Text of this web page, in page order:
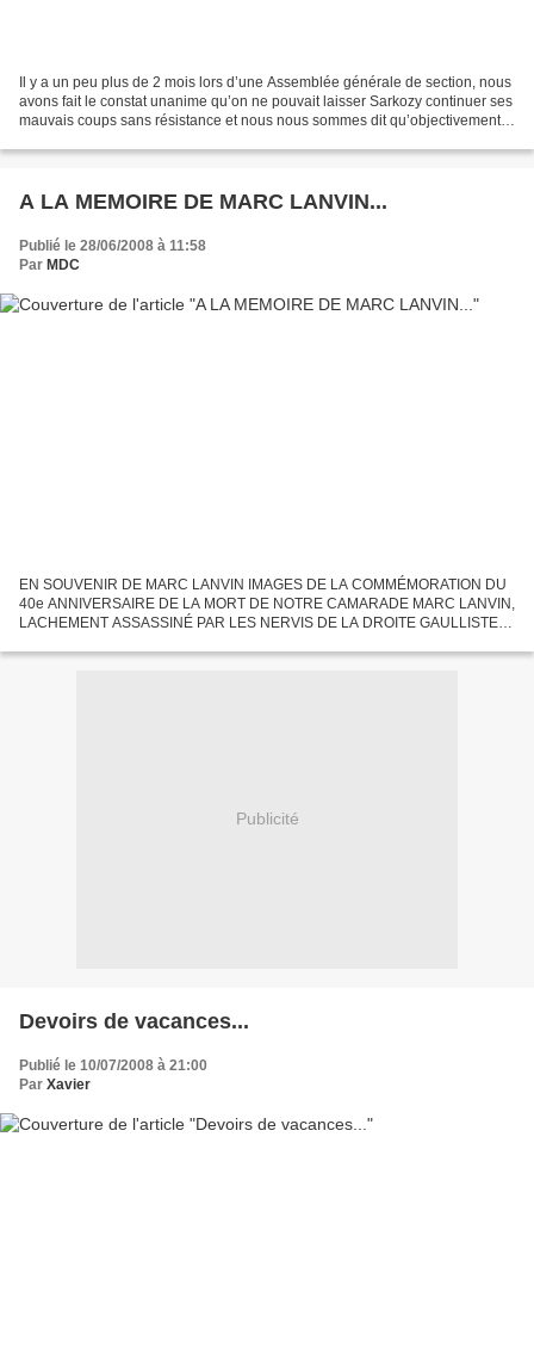
Il y a un peu plus de 2 mois lors d’une Assemblée générale de section, nous
avons fait le constat unanime qu’on ne pouvait laisser Sarkozy continuer ses
mauvais coups sans résistance et nous nous sommes dit qu’objectivement
A LA MEMOIRE DE MARC LANVIN...
Publié le 28/06/2008 à 11:58
Par MDC
EN SOUVENIR DE MARC LANVIN IMAGES DE LA COMMÉMORATION DU
40e ANNIVERSAIRE DE LA MORT DE NOTRE CAMARADE MARC LANVIN,
LACHEMENT ASSASSINÉ PAR LES NERVIS DE LA DROITE GAULLISTE
ÉTAIENT PRÉSENTS POUR RENDRE...
Publicité
Devoirs de vacances...
Publié le 10/07/2008 à 21:00
Par Xavier